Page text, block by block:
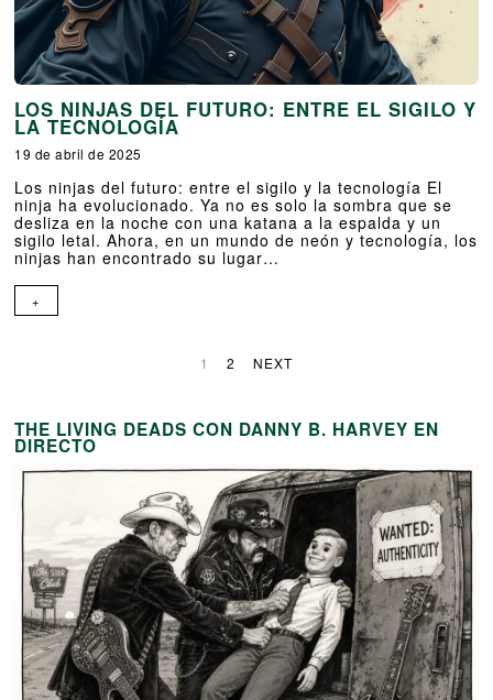
LOS NINJAS DEL FUTURO: ENTRE EL SIGILO Y
LA TECNOLOGÍA
19 de abril de 2025
Los ninjas del futuro: entre el sigilo y la tecnología El
ninja ha evolucionado. Ya no es solo la sombra que se
desliza en la noche con una katana a la espalda y un
sigilo letal. Ahora, en un mundo de neón y tecnología, los
ninjas han encontrado su lugar…
+
1 2 NEXT
THE LIVING DEADS CON DANNY B. HARVEY EN
DIRECTO